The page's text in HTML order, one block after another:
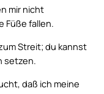
mir nicht
Füße fallen.
Streit; du kannst
setzen.
daß ich meine